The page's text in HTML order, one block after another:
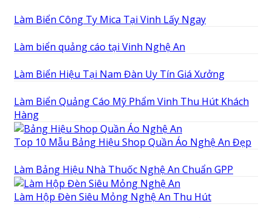
Làm Biển Công Ty Mica Tại Vinh Lấy Ngay
Làm biển quảng cáo tại Vinh Nghệ An
Làm Biển Hiệu Tại Nam Đàn Uy Tín Giá Xưởng
Làm Biển Quảng Cáo Mỹ Phẩm Vinh Thu Hút Khách
Hàng
Top 10 Mẫu Bảng Hiệu Shop Quần Áo Nghệ An Đẹp
Làm Bảng Hiệu Nhà Thuốc Nghệ An Chuẩn GPP
Làm Hộp Đèn Siêu Mỏng Nghệ An Thu Hút